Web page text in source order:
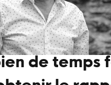
de temps